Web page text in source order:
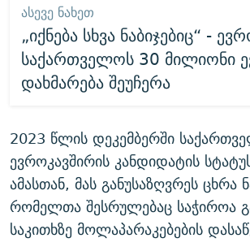
ᲐᲡᲔᲕᲔ ᲜᲐᲮᲔᲗ
„იქნება სხვა ნაბიჯებიც“ -
საქართველოს 30 მილიონი
დახმარება შეუჩერა
2023 წლის დეკემბერში
ევროკავშირის კანდიდატის
ამასთან, მას განუსაზღვრეს ცხრა
რომელთა შესრულებაც საჭიროა
საკითხზე მოლაპარაკებების